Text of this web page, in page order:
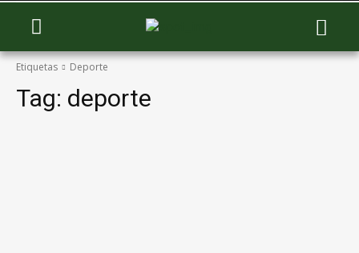
Etiquetas Deporte
Tag: deporte